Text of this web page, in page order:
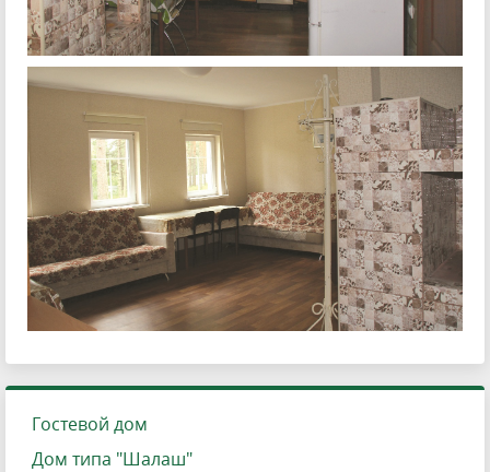
Гостевой дом
Дом типа "Шалаш"